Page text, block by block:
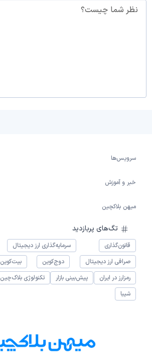
نظر شما چیست؟
سرویس‌ها
خبر و آموزش
میهن بلاکچین
تگ‌های پربازدید
قانون‌گذاری سرمایه‌گذاری ارز دیجیتال
صرافی ارز دیجیتال
دوج‌کوین بیت‌کوین
رمزارز در ایران
پیش‌بینی بازار تکنولوژی بلاک‌چین
شیبا